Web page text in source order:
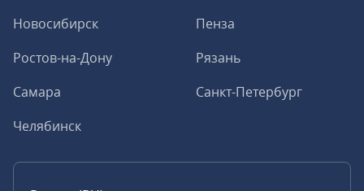
Новосибирск
Пенза
Ростов-на-Дону
Рязань
Самара
Санкт-Петербург
Челябинск